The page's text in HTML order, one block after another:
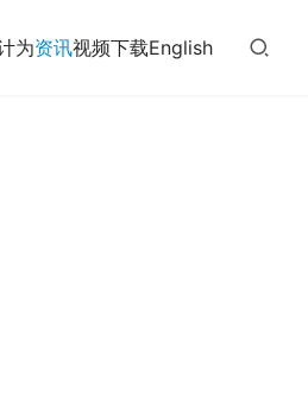
为资讯视频下载English